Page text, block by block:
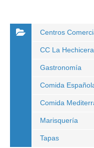
Centros
CC La Hechicera
Gastronomía
Comida
Comida
Marisquería
Tapas